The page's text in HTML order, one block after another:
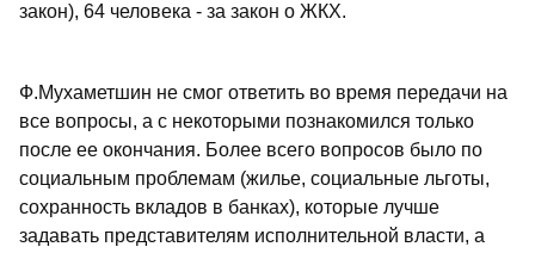
закон), 64 человека - за закон о ЖКХ.
Ф.Мухаметшин не смог ответить во время передачи на
все вопросы, а с некоторыми познакомился только
после ее окончания. Более всего вопросов было по
социальным проблемам (жилье, социальные льготы,
сохранность вкладов в банках), которые лучше
задавать представителям исполнительной власти, а